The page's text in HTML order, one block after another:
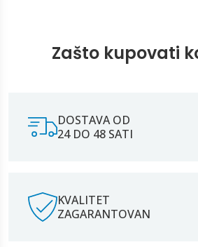
Zašto kupovati
DOSTAVA OD
24 DO 48 SATI
KVALITET
ZAGARANTOVAN